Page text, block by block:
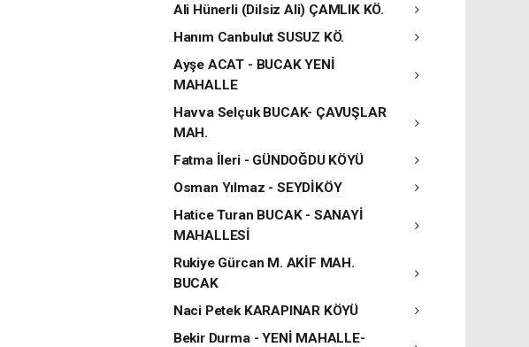
Ali Hünerli (Dilsiz Ali) ÇAMLIK KÖ.
Hanım Canbulut SUSUZ KÖ.
Ayşe ACAT - BUCAK YENİ
MAHALLE
Havva Selçuk BUCAK- ÇAVUŞLAR
MAH.
Fatma İleri - GÜNDOĞDU KÖYÜ
Osman Yılmaz - SEYDİKÖY
Hatice Turan BUCAK - SANAYİ
MAHALLESİ
Rukiye Gürcan M. AKİF MAH.
BUCAK
Naci Petek KARAPINAR KÖYÜ
Bekir Durma - YENİ MAHALLE-